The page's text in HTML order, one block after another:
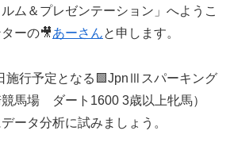
ム＆プレゼンテーション」へようこ
ーの🎥あーさんと申します。
施行予定となる🟩JpnⅢスパーキング
馬場 ダート1600 3歳以上牝馬）
ータ分析に試みましょう。